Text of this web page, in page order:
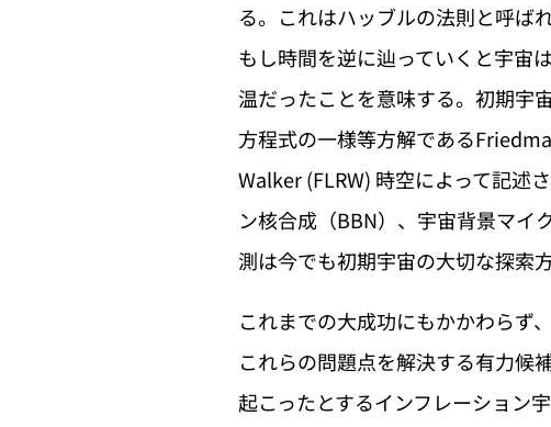
る。これはハッブルの法則と呼ば
もし時間を逆に辿っていくと宇宙
温だったことを意味する。初期宇
方程式の一様等方解である
Walker (FLRW) 時空によって記述
ン核合成（BBN）、宇宙背景マイ
測は今でも初期宇宙の大切な探索
これまでの大成功にもかかわらず
これらの問題点を解決する有力候
起こったとするインフレーション